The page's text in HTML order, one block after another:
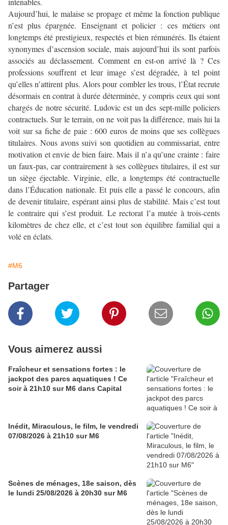
Aujourd’hui, le malaise se propage et même la fonction publique
n’est plus épargnée. Enseignant et policier : ces métiers ont
longtemps été prestigieux, respectés et bien rémunérés. Ils étaient
synonymes d’ascension sociale, mais aujourd’hui ils sont parfois
associés au déclassement. Comment en est-on arrivé là ? Ces
professions souffrent et leur image s’est dégradée, à tel point
qu’elles n’attirent plus. Alors pour combler les trous, l’État recrute
désormais en contrat à durée déterminée, y compris ceux qui sont
chargés de notre sécurité. Ludovic est un des sept-mille policiers
contractuels. Sur le terrain, on ne voit pas la différence, mais lui la
voit sur sa fiche de paie : 600 euros de moins que ses collègues
titulaires. Nous avons suivi son quotidien au commissariat, entre
motivation et envie de bien faire. Mais il n’a qu’une crainte : faire
un faux-pas, car contrairement à ses collègues titulaires, il est sur
un siège éjectable. Virginie, elle, a longtemps été contractuelle
dans l’Éducation nationale. Et puis elle a passé le concours, afin
de devenir titulaire, espérant ainsi plus de stabilité. Mais c’est tout
le contraire qui s’est produit. Le rectorat l’a mutée à trois-cents
kilomètres de chez elle, et c’est tout son équilibre familial qui a
volé en éclats.
#M6
Partager
Vous aimerez aussi
Fraîcheur et sensations fortes : le
jackpot des parcs aquatiques ! Ce
soir à 21h10 sur M6 dans Capital
Inédit, Miraculous, le film, le vendredi
07/08/2026 à 21h10 sur M6
Scènes de ménages, 18e saison, dès
le lundi 25/08/2026 à 20h30 sur M6